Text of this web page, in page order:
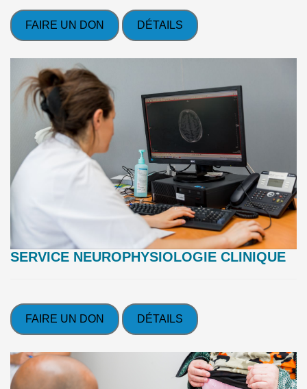
FAIRE UN DON DÉTAILS
SERVICE NEUROPHYSIOLOGIE CLINIQUE
FAIRE UN DON DÉTAILS